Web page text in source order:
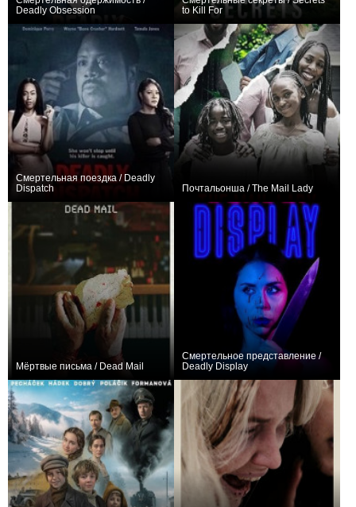
Deadly Obsession
to Kill For
Смертельная поездка / Deadly
Dispatch
Почтальонша / The Mail Lady
Мёртвые письма / Dead Mail
Смертельное представление /
Deadly Display